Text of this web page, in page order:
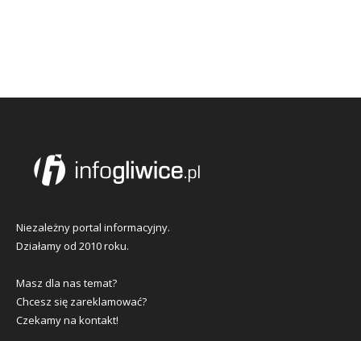
Niezależny portal informacyjny.
Działamy od 2010 roku.
Masz dla nas temat?
Chcesz się zareklamować?
Czekamy na kontakt!